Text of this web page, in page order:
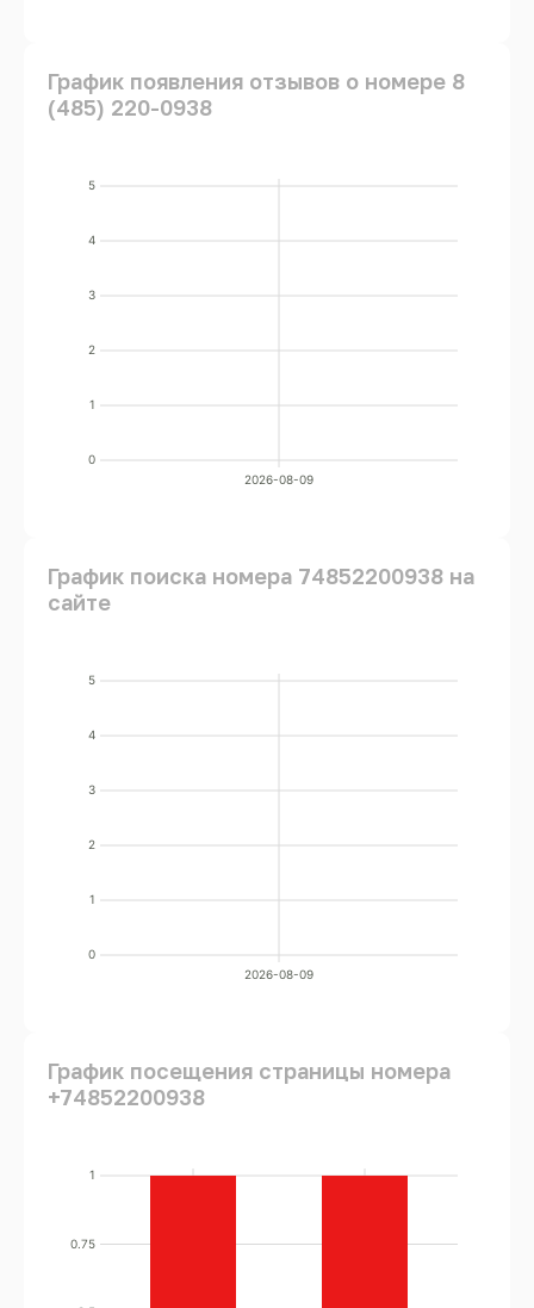
График появления отзывов о номере 8
(485) 220-0938
0
1
2
3
4
5
2026-08-09
График поиска номера 74852200938 на
сайте
0
1
2
3
4
5
2026-08-09
График посещения страницы номера
+74852200938
0.75
1